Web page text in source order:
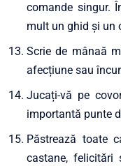
comande singur.
mult un ghid și un
Scrie de mânaă
afecțiune sau
Jucați-vă pe
importantă punte
Păstrează toate
castane, felicitări